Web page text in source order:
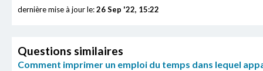
dernière mise à jour le:26 Sep '22, 15:22
Questions similaires
Comment imprimer un emploi du temps dans lequel